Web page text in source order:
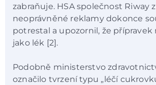
zabraňuje. HSA společnost Riway
neoprávněné reklamy dokonce
potrestal a upozornil, že přípravek
jako lék [2].
Podobně ministerstvo
označilo tvrzení typu „léčí